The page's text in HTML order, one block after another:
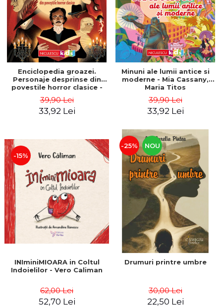
Enciclopedia groazei.
Personaje desprinse din
povestile horror clasice -
39,90 Lei
33,92 Lei
Minuni ale lumii antice si
moderne - Mia Cassany,
Maria Titos
39,90 Lei
33,92 Lei
-15%
INIminiMIOARA in Coltul
Indoielilor - Vero Caliman
62,00 Lei
52,70 Lei
-25% NOU
Drumuri printre umbre
30,00 Lei
22,50 Lei